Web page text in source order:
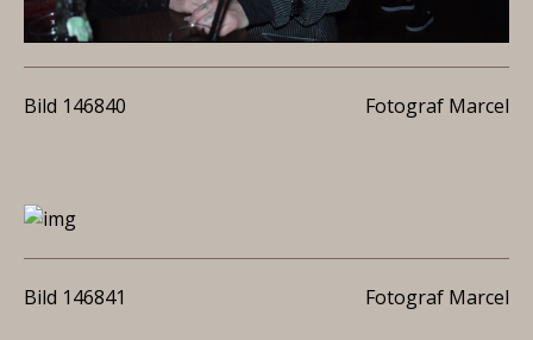
Bild 146840 Fotograf Marcel
Bild 146841 Fotograf Marcel